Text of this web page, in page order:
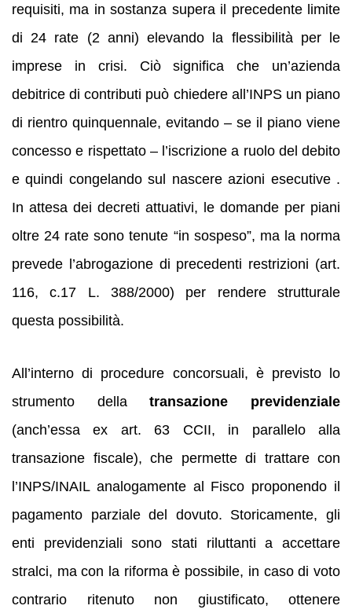
requisiti, ma in sostanza supera il precedente limite
di 24 rate (2 anni) elevando la flessibilità per le
imprese in crisi. Ciò significa che un’azienda
debitrice di contributi può chiedere all’INPS un piano
di rientro quinquennale, evitando – se il piano viene
concesso e rispettato – l’iscrizione a ruolo del debito
e quindi congelando sul nascere azioni esecutive .
In attesa dei decreti attuativi, le domande per piani
oltre 24 rate sono tenute “in sospeso”, ma la norma
prevede l’abrogazione di precedenti restrizioni (art.
116, c.17 L. 388/2000) per rendere strutturale
questa possibilità.
All’interno di procedure concorsuali, è previsto lo
strumento dellatransazione previdenziale
(anch’essa ex art. 63 CCII, in parallelo alla
transazione fiscale), che permette di trattare con
l’INPS/INAIL analogamente al Fisco proponendo il
pagamento parziale del dovuto. Storicamente, gli
enti previdenziali sono stati riluttanti a accettare
stralci, ma con la riforma è possibile, in caso di voto
contrario ritenuto non giustificato, ottenere